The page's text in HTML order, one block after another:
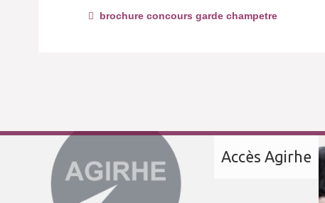
brochure concours garde champetre
Accès Agirhe